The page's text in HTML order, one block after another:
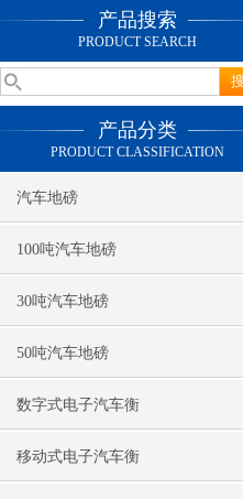
产品搜索
PRODUCT SEARCH
产品分类
PRODUCT CLASSIFICATION
汽车地磅
100吨汽车地磅
30吨汽车地磅
50吨汽车地磅
数字式电子汽车衡
移动式电子汽车衡